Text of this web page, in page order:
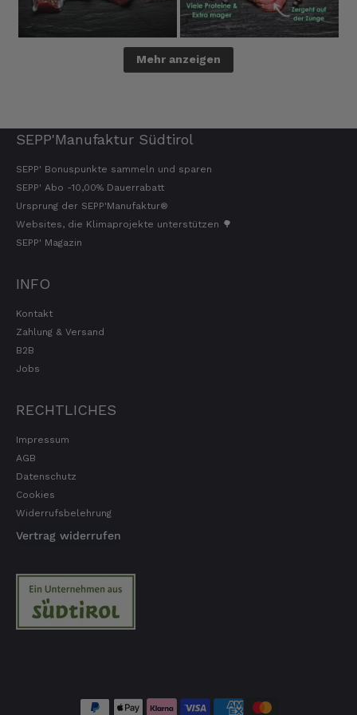
Mehr anzeigen
SEPP'Manufaktur Südtirol
SEPP' Bonuspunkte sammeln und sparen
SEPP' Abo -10,00% Dauerrabatt
Ursprung der SEPP'Manufaktur®
Websites, die Klimaprojekte unterstützen 🌳
SEPP' Magazin
INFO
Kontakt
Zahlung & Versand
B2B
Jobs
RECHTLICHES
Impressum
AGB
Datenschutz
Cookies
Widerrufsbelehrung
Vertrag widerrufen
3.8.2026
Verifizierter Kunde
Qualitativ sehr gut bis hervorragend, etwas
zu teuer.....